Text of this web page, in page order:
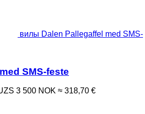
вилы Dalen Pallegaffel med SMS-
SMS-feste
3 500 NOK ≈ 318,70 €